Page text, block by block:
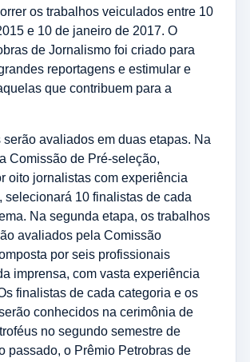
os trabalhos veiculados entre 10
e 10 de janeiro de 2017. O
de Jornalismo foi criado para
reportagens e estimular e
que contribuem para a
serão avaliados em duas etapas. Na
Comissão de Pré-seleção,
oito jornalistas com experiência
selecionará 10 finalistas de cada
Na segunda etapa, os trabalhos
avaliados pela Comissão
por seis profissionais
imprensa, com vasta experiência
finalistas de cada categoria e os
conhecidos na cerimônia de
no segundo semestre de
passado, o Prêmio Petrobras de